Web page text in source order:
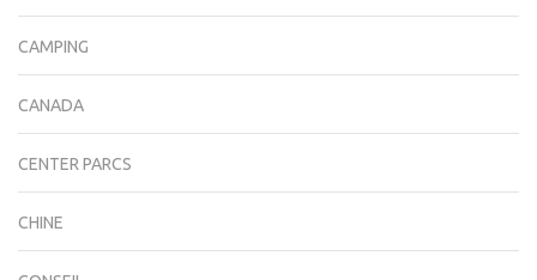
CAMPING
CANADA
CENTER PARCS
CHINE